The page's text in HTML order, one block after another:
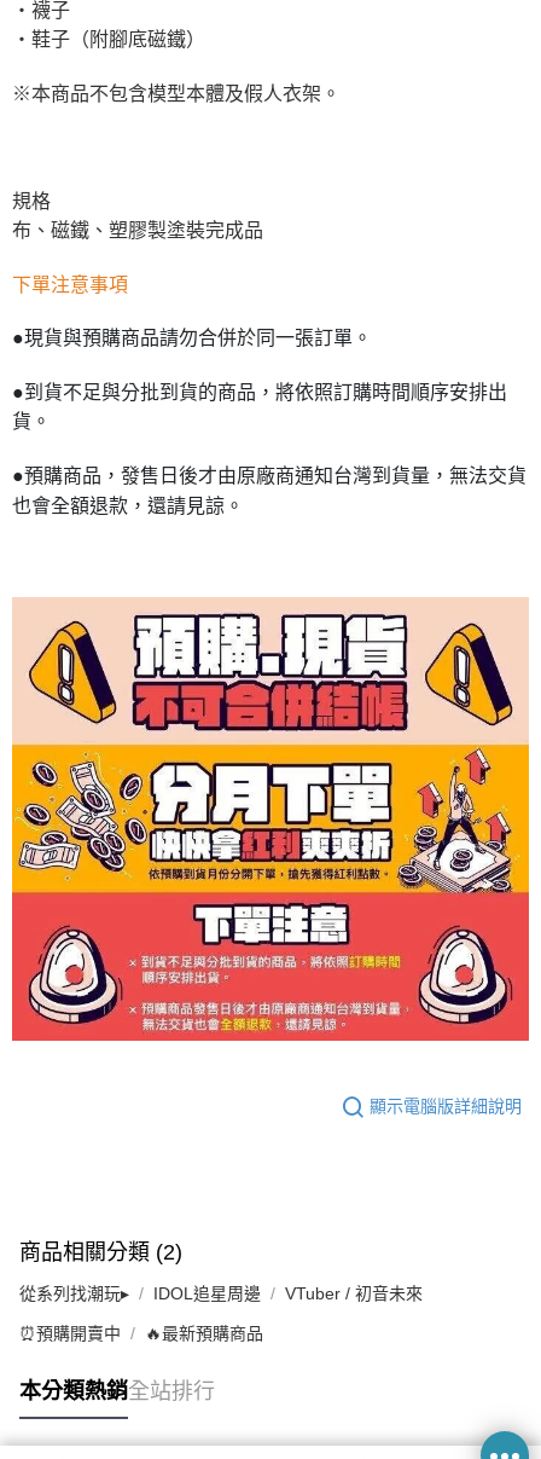
・襪子
・鞋子（附腳底磁鐵）
※本商品不包含模型本體及假人衣架。
規格
布、磁鐵、塑膠製塗裝完成品
下單注意事項
●現貨與預購商品請勿合併於同一張訂單。
●到貨不足與分批到貨的商品，將依照訂購時間順序安排出
貨。
●預購商品，發售日後才由原廠商通知台灣到貨量，無法交貨
也會全額退款，還請見諒。
顯示電腦版詳細說明
商品相關分類 (2)
從系列找潮玩▸ IDOL追星周邊 VTuber / 初音未來
⏰預購開賣中 🔥最新預購商品
本分類熱銷全站排行